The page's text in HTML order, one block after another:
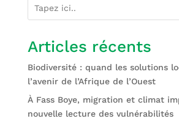
Articles récents
Biodiversité : quand les solutions
l’avenir de l’Afrique de l’Ouest
À Fass Boye, migration et climat
nouvelle lecture des vulnérabilités